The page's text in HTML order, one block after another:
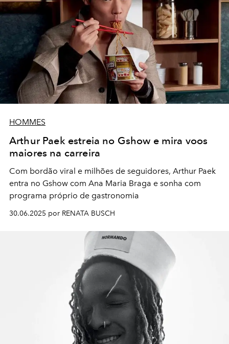
HOMMES
Arthur Paek estreia no Gshow e mira voos
maiores na carreira
Com bordão viral e milhões de seguidores, Arthur Paek
entra no Gshow com Ana Maria Braga e sonha com
programa próprio de gastronomia
30.06.2025 por RENATA BUSCH